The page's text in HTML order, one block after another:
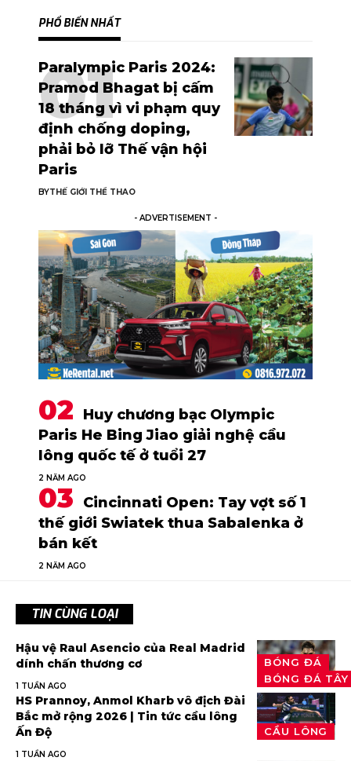
PHỔ BIẾN NHẤT
Paralympic Paris 2024:
Pramod Bhagat bị cấm
18 tháng vì vi phạm quy
định chống doping,
phải bỏ lỡ Thế vận hội
Paris
BYTHẾ GIỚI THỂ THAO
- ADVERTISEMENT -
Huy chương bạc Olympic
Paris He Bing Jiao giải nghệ cầu
lông quốc tế ở tuổi 27
2 NĂM AGO
Cincinnati Open: Tay vợt số 1
thế giới Swiatek thua Sabalenka ở
bán kết
2 NĂM AGO
TIN CÙNG LOẠI
BÓNG ĐÁ
BÓNG ĐÁ
Hậu vệ Raul Asencio của Real Madrid
dính chấn thương cơ
1 TUẦN AGO
CẦU LÔNG
HS Prannoy, Anmol Kharb vô địch Đài
Bắc mở rộng 2026 | Tin tức cầu lông
Ấn Độ
1 TUẦN AGO